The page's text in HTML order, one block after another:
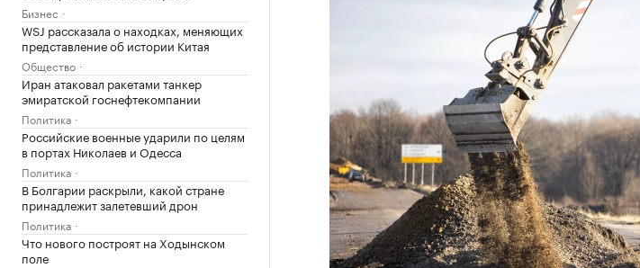
Бизнес
WSJ рассказала о находках, меняющих
представление об истории Китая
Общество
Иран атаковал ракетами танкер
эмиратской госнефтекомпании
Политика
Российские военные ударили по целям
в портах Николаев и Одесса
Политика
В Болгарии раскрыли, какой стране
принадлежит залетевший дрон
Политика
Что нового построят на Ходынском
поле